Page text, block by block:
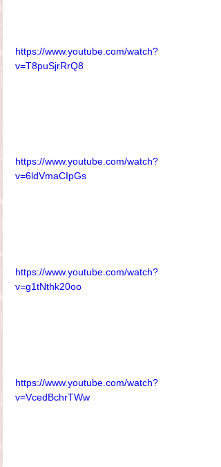
https://www.youtube.com/watch?
v=T8puSjrRrQ8
https://www.youtube.com/watch?
v=6ldVmaCIpGs
https://www.youtube.com/watch?
v=g1tNthk20oo
https://www.youtube.com/watch?
v=VcedBchrTWw